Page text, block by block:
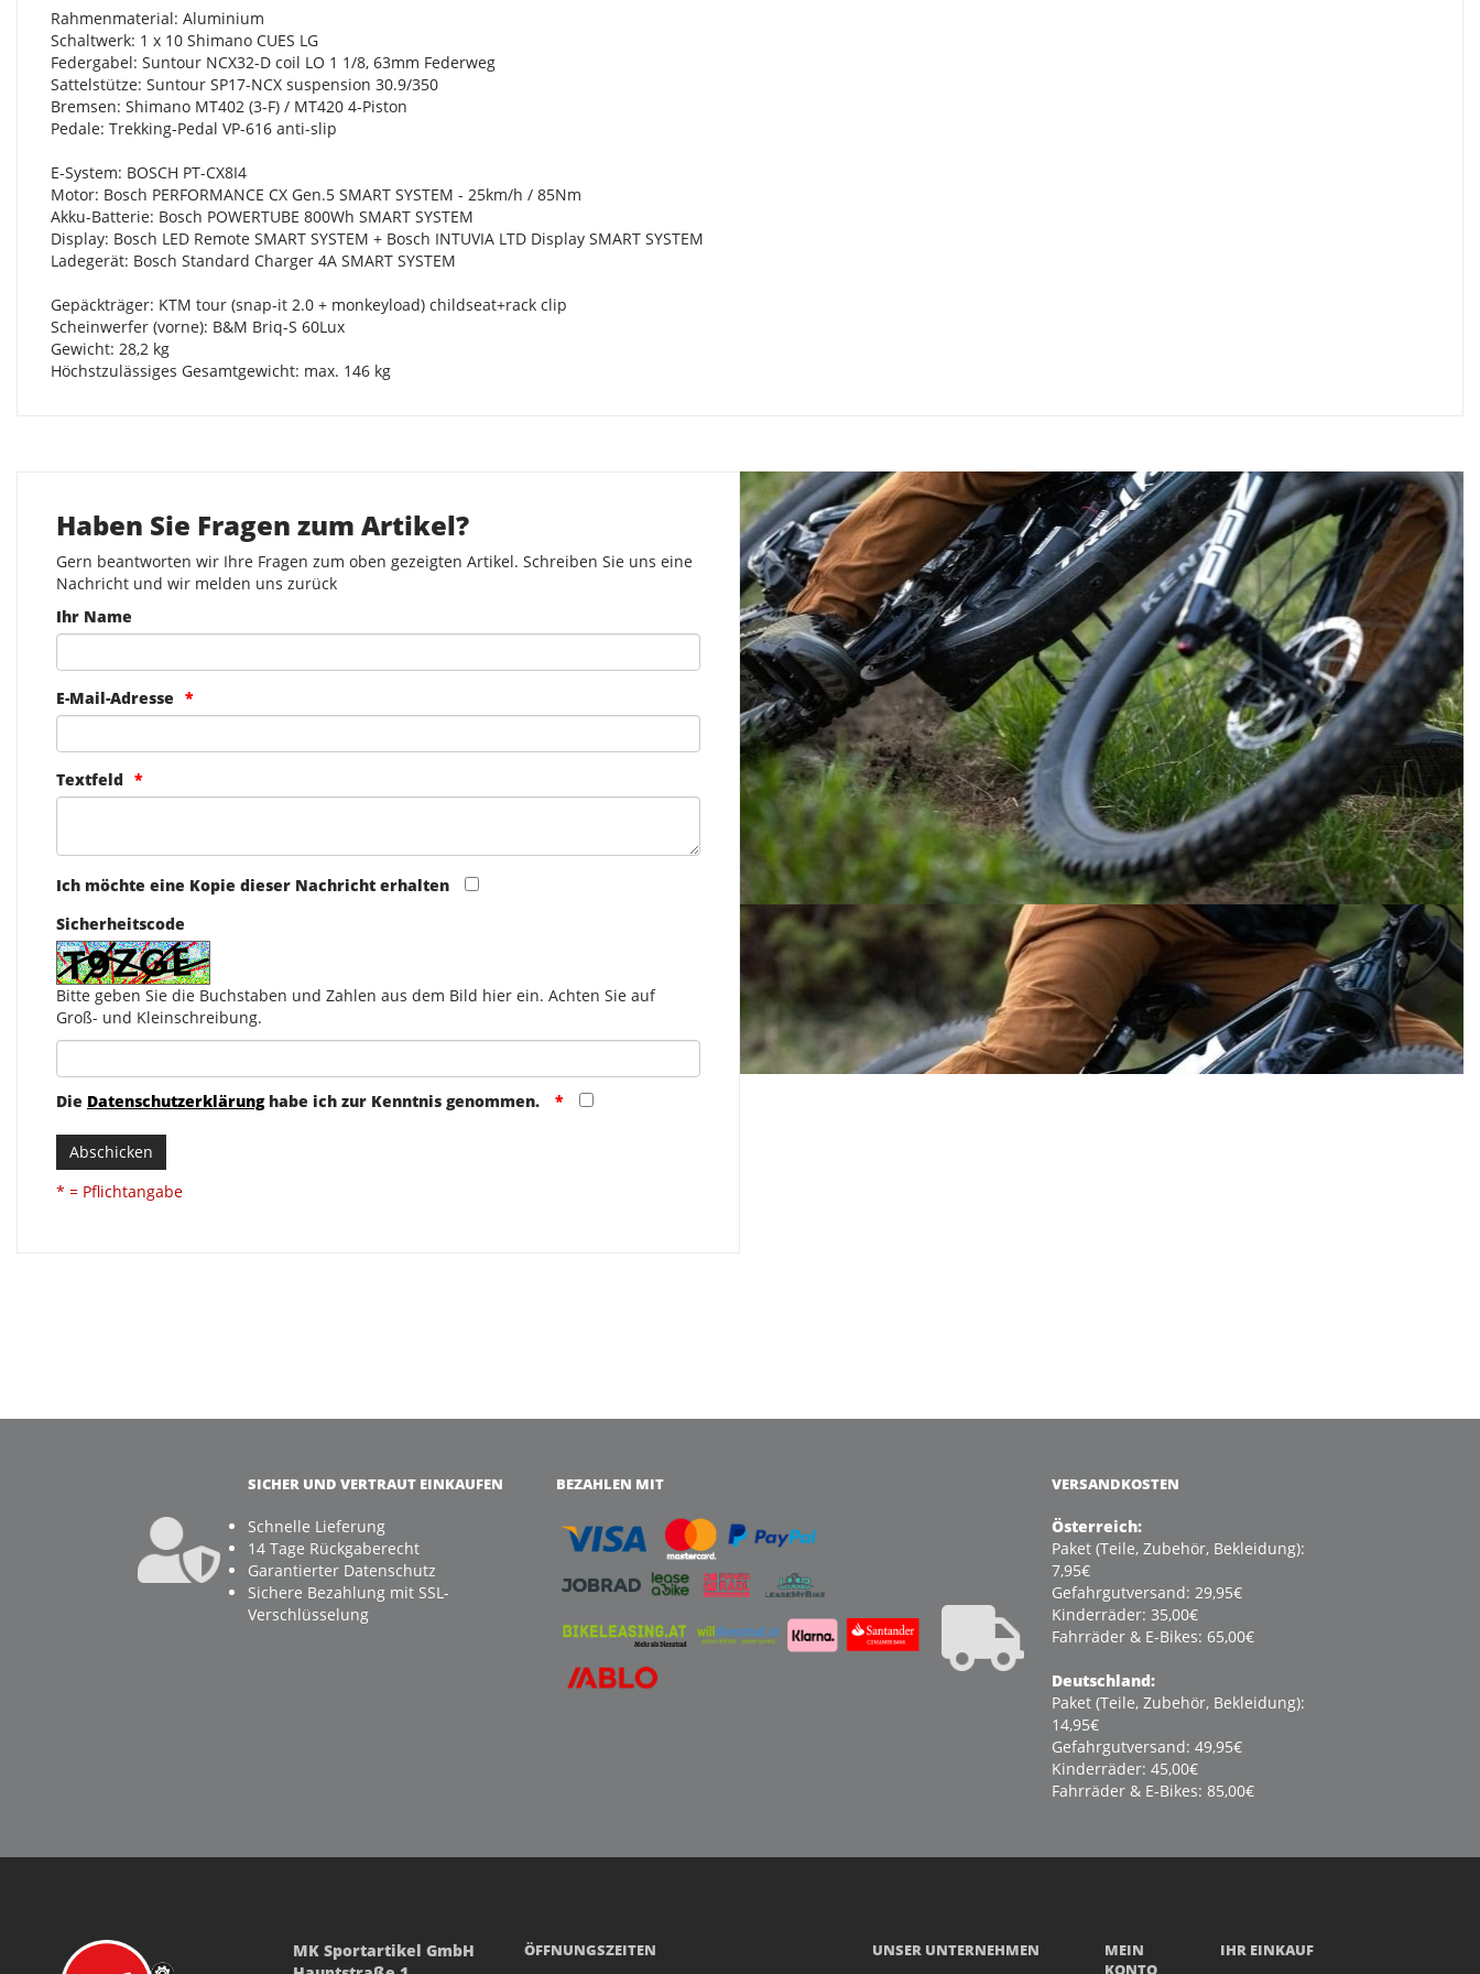
Rahmenmaterial: Aluminium
Schaltwerk: 1 x 10 Shimano CUES LG
Federgabel: Suntour NCX32-D coil LO 1 1/8, 63mm Federweg
Sattelstütze: Suntour SP17-NCX suspension 30.9/350
Bremsen: Shimano MT402 (3-F) / MT420 4-Piston
Pedale: Trekking-Pedal VP-616 anti-slip
E-System: BOSCH PT-CX8I4
Motor: Bosch PERFORMANCE CX Gen.5 SMART SYSTEM - 25km/h / 85Nm
Akku-Batterie: Bosch POWERTUBE 800Wh SMART SYSTEM
Display: Bosch LED Remote SMART SYSTEM + Bosch INTUVIA LTD Display SMART SYSTEM
Ladegerät: Bosch Standard Charger 4A SMART SYSTEM
Gepäckträger: KTM tour (snap-it 2.0 + monkeyload) childseat+rack clip
Scheinwerfer (vorne): B&M Briq-S 60Lux
Gewicht: 28,2 kg
Höchstzulässiges Gesamtgewicht: max. 146 kg
Haben Sie Fragen zum Artikel?
Gern beantworten wir Ihre Fragen zum oben gezeigten Artikel. Schreiben Sie uns eine
Nachricht und wir melden uns zurück
Ihr Name
E-Mail-Adresse
Textfeld
Ich möchte eine Kopie dieser Nachricht erhalten
Sicherheitscode
Bitte geben Sie die Buchstaben und Zahlen aus dem Bild hier ein. Achten Sie auf
Groß- und Kleinschreibung.
Die Datenschutzerklärunghabe ich zur Kenntnis genommen.
Abschicken
* = Pflichtangabe
SICHER UND VERTRAUT EINKAUFEN
Schnelle Lieferung
14 Tage Rückgaberecht
Garantierter Datenschutz
Sichere Bezahlung mit SSL-
Verschlüsselung
BEZAHLEN MIT VERSANDKOSTEN
Österreich:
Paket (Teile, Zubehör, Bekleidung):
7,95€
Gefahrgutversand: 29,95€
Kinderräder: 35,00€
Fahrräder & E-Bikes: 65,00€
Deutschland:
Paket (Teile, Zubehör, Bekleidung):
14,95€
Gefahrgutversand: 49,95€
Kinderräder: 45,00€
Fahrräder & E-Bikes: 85,00€
MK Sportartikel GmbH
ÖFFNUNGSZEITEN UNSER UNTERNEHMEN
MEIN
KONTO
IHR EINKAUF